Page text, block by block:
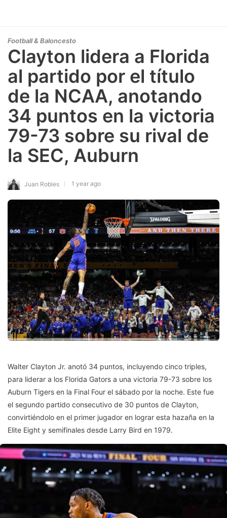
Football & Baloncesto
Clayton lidera a Florida
al partido por el título
de la NCAA, anotando
34 puntos en la victoria
79-73 sobre su rival de
la SEC, Auburn
Juan Robles 1 year ago
Walter Clayton Jr. anotó 34 puntos, incluyendo cinco triples,
para liderar a los Florida Gators a una victoria 79-73 sobre los
Auburn Tigers en la Final Four el sábado por la noche. Este fue
el segundo partido consecutivo de 30 puntos de Clayton,
convirtiéndolo en el primer jugador en lograr esta hazaña en la
Elite Eight y semifinales desde Larry Bird en 1979.